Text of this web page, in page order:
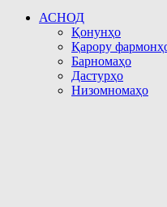
АСНОД
Қонунҳо
Қарору
Барномаҳо
Дастурҳо
Низомномаҳо